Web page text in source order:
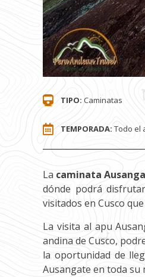
TIPO: Caminatas
TEMPORADA: Todo el
La caminata
dónde podrá
visitados en Cusco
La visita al apu
andina de Cusco,
la oportunidad de
Ausangate en toda su